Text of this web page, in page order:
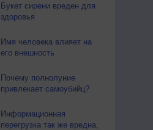
Букет сирени вреден для
здоровья
Имя человека влияет на
его внешность
Почему полнолуние
привлекает самоубийц?
Информационная
перегрузка так же вредна,